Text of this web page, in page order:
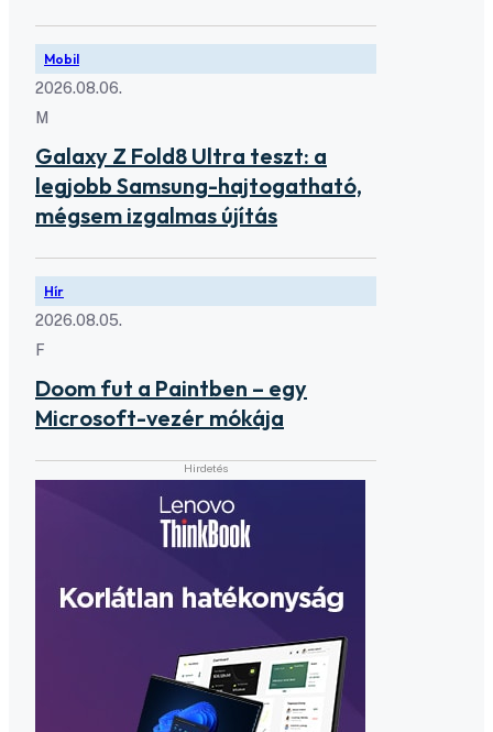
Mobil
2026.08.06.
M
Galaxy Z Fold8 Ultra teszt: a
legjobb Samsung-hajtogatható,
mégsem izgalmas újítás
Hír
2026.08.05.
F
Doom fut a Paintben – egy
Microsoft-vezér mókája